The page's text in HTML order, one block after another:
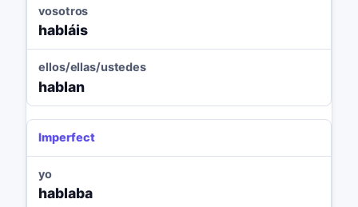
vosotros
habláis
ellos/ellas/ustedes
hablan
Imperfect
yo
hablaba